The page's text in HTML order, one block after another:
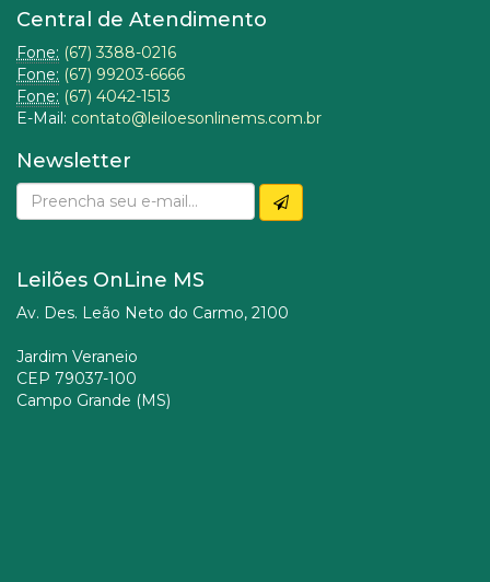
Central de Atendimento
Fone: (67) 3388-0216
Fone: (67) 99203-6666
Fone: (67) 4042-1513
E-Mail: contato@leiloesonlinems.com.br
Newsletter
Leilões OnLine MS
Av. Des. Leão Neto do Carmo, 2100
Jardim Veraneio
CEP 79037-100
Campo Grande (MS)